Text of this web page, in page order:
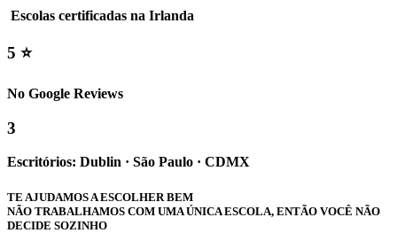
Escolas certificadas na Irlanda
5 ⭐
No Google Reviews
3
Escritórios: Dublin · São Paulo · CDMX
TE AJUDAMOS A ESCOLHER BEM
NÃO TRABALHAMOS COM UMA ÚNICA ESCOLA, ENTÃO VOCÊ NÃO
DECIDE SOZINHO